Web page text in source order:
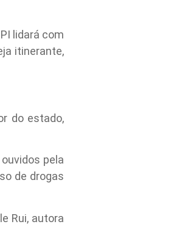
lidará com
itinerante,
do estado,
pela
de drogas
Rui, autora